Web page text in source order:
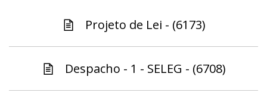
Projeto de Lei - (6173)
Despacho - 1 - SELEG - (6708)